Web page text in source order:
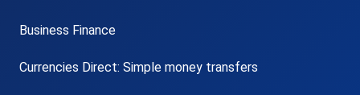
Business Finance
Currencies Direct: Simple money transfers